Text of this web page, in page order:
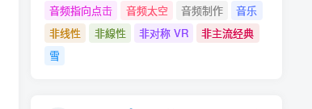
音频指向点击
音频太空 音频制作
音乐
非线性
非線性 非对称 VR
非主流经典
雪